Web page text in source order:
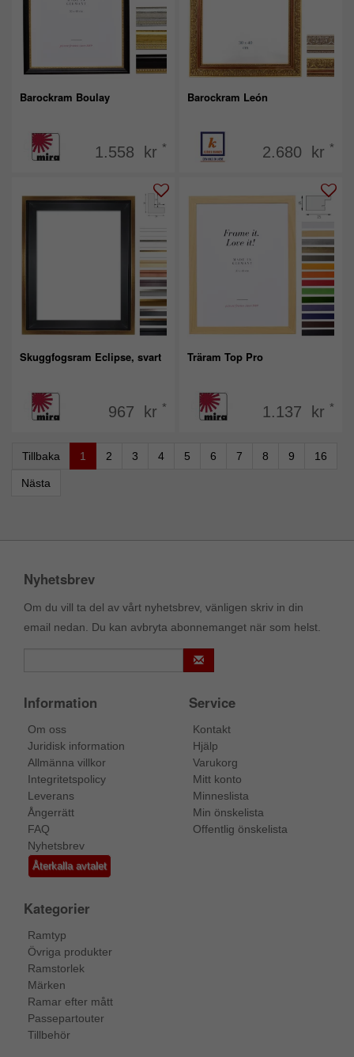
Barockram Boulay
1.558 kr *
Barockram León
2.680 kr *
Skuggfogsram Eclipse, svart
967 kr *
Träram Top Pro
1.137 kr *
Tillbaka 1 2 3 4 5 6 7 8 9 16
Nästa
Nyhetsbrev
Om du vill ta del av vårt nyhetsbrev, vänligen skriv in din
email nedan. Du kan avbryta abonnemanget när som helst.
Information
Om oss
Juridisk information
Allmänna villkor
Integritetspolicy
Leverans
Ångerrätt
FAQ
Nyhetsbrev
Återkalla avtalet
Service
Kontakt
Hjälp
Varukorg
Mitt konto
Minneslista
Min önskelista
Offentlig önskelista
Kategorier
Ramtyp
Övriga produkter
Ramstorlek
Märken
Ramar efter mått
Passepartouter
Tillbehör